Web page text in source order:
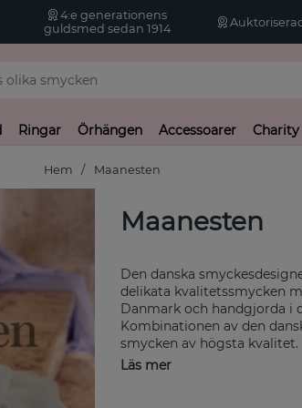
4:e generationens
guldsmed sedan 1914
Ringar Örhängen Accessoarer Charity
Hem Maanesten
Maanesten
Den danska
delikata kvalitetssmycken
Danmark och handgjorda i
Kombinationen av den
smycken av högsta kvalitet.
Ljusa sommarkvällar,
Läs mer